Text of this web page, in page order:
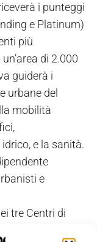
i punteggi
e Platinum)
più
di 2.000
guiderà i
urbane del
mobilità
e la sanità.
e
tre Centri di
Il Centro di